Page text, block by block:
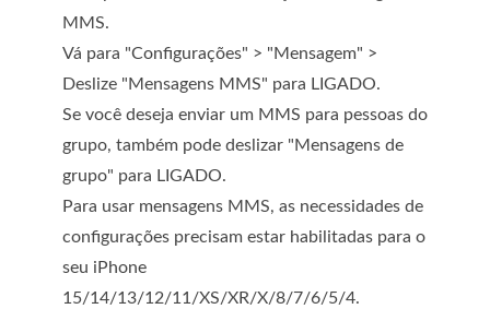
MMS.
Vá para "Configurações" > "Mensagem" >
Deslize "Mensagens MMS" para LIGADO.
Se você deseja enviar um MMS para pessoas do
grupo, também pode deslizar "Mensagens de
grupo" para LIGADO.
Para usar mensagens MMS, as necessidades de
configurações precisam estar habilitadas para o
seu iPhone
15/14/13/12/11/XS/XR/X/8/7/6/5/4.